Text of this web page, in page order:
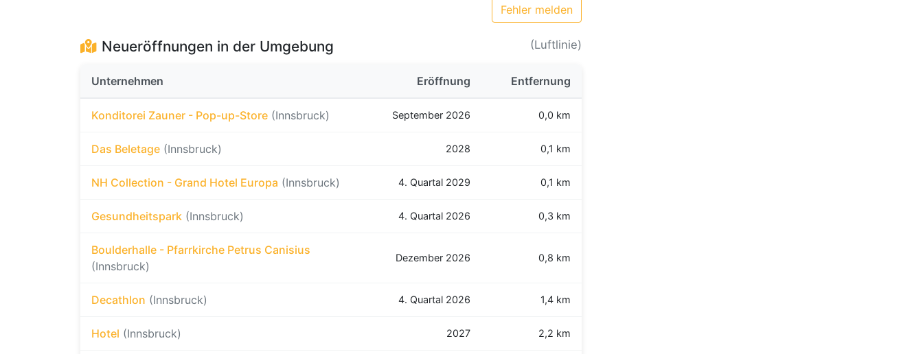
Fehler melden
Neueröffnungen in der Umgebung (Luftlinie)
Unternehmen Eröffnung Entfernung
Konditorei Zauner - Pop-up-Store (Innsbruck) September 2026 0,0 km
Das Beletage (Innsbruck) 2028 0,1 km
NH Collection - Grand Hotel Europa (Innsbruck) 4. Quartal 2029 0,1 km
Gesundheitspark (Innsbruck) 4. Quartal 2026 0,3 km
Boulderhalle - Pfarrkirche Petrus Canisius
(Innsbruck)
Dezember 2026 0,8 km
Decathlon (Innsbruck) 4. Quartal 2026 1,4 km
Hotel (Innsbruck) 2027 2,2 km